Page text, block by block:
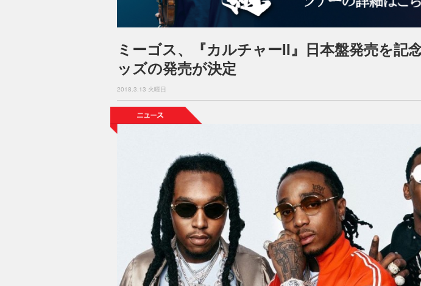
ミーゴス、『カルチャーII』日本盤発売を記
ッズの発売が決定
2018.3.13 火曜日